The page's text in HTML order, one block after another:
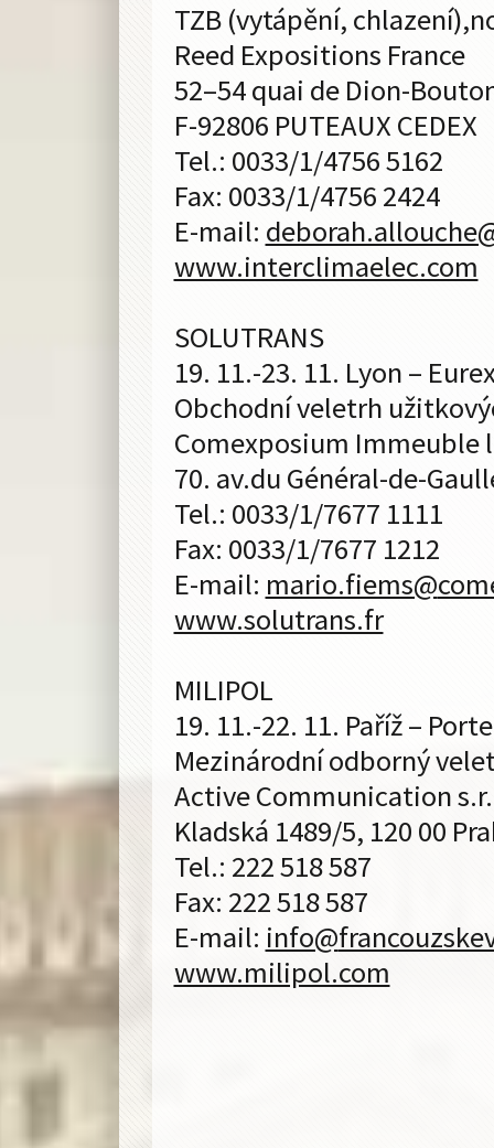
TZB (vytápění,
Reed Expositions France
52–54 quai de Dion-
F-92806 PUTEAUX CEDEX
Tel.: 0033/1/4756 5162
Fax: 0033/1/4756 2424
E-mail:
www.interclimaelec.com
SOLUTRANS
19. 11.-23. 11. Lyon –
Obchodní veletrh
Comexposium Immeuble
70. av.du Général-de-
Tel.: 0033/1/7677 1111
Fax: 0033/1/7677 1212
E-mail: mario.fiems@
www.solutrans.fr
MILIPOL
19. 11.-22. 11. Paříž –
Mezinárodní odborný
Active Communication
Kladská 1489/5, 120 00
Tel.: 222 518 587
Fax: 222 518 587
E-mail: info@
www.milipol.com